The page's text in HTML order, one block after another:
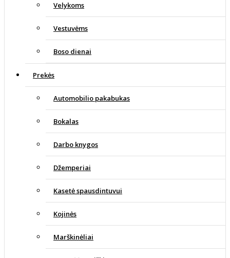
Velykoms
Vestuvėms
Boso dienai
Prekės
Automobilio pakabukas
Bokalas
Darbo knygos
Džemperiai
Kasetė spausdintuvui
Kojinės
Marškinėliai